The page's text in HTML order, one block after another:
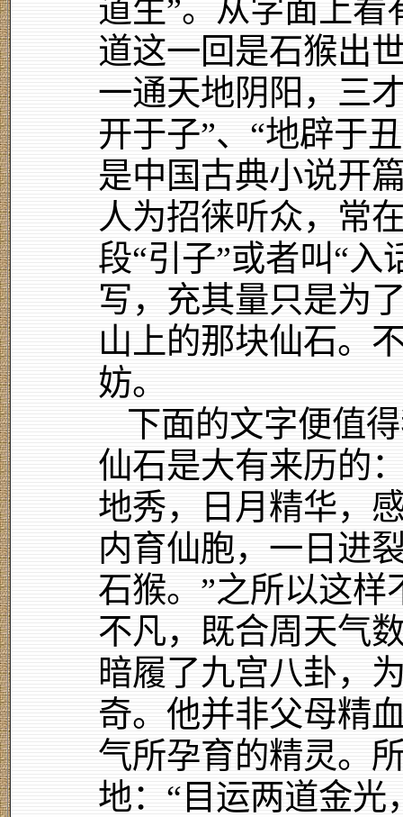
道生”。从字面上
道这一回是石猴出
一通天地阴阳，三
开于子”、“地辟于
是中国古典小说开
人为招徕听众，常
段“引子”或者叫“入
写，充其量只是为
山上的那块仙石。
妨。
下面的文字便值
仙石是大有来历的
地秀，日月精华，
内育仙胞，一日进
石猴。”之所以这样
不凡，既合周天气
暗履了九宫八卦，
奇。他并非父母精
气所孕育的精灵。
地：“目运两道金光